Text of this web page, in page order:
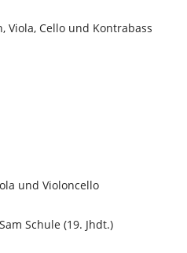
Viola, Cello und Kontrabass
und Violoncello
Schule (19. Jhdt.)